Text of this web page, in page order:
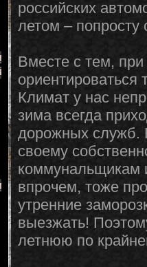
российских
летом – попросту
Вместе с тем,
ориентироваться
Климат у нас
зима всегда
дорожных служб.
своему
коммунальщикам
впрочем, тоже
утренние
выезжать!
летнюю по